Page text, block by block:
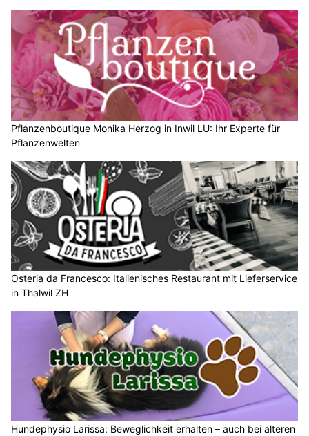
Pflanzenboutique Monika Herzog in Inwil LU: Ihr Experte für
Pflanzenwelten
Osteria da Francesco: Italienisches Restaurant mit Lieferservice
in Thalwil ZH
Hundephysio Larissa: Beweglichkeit erhalten – auch bei älteren